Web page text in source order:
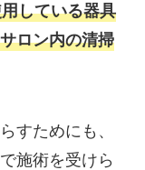
している器具
ロン内の清掃
すためにも、
施術を受けら